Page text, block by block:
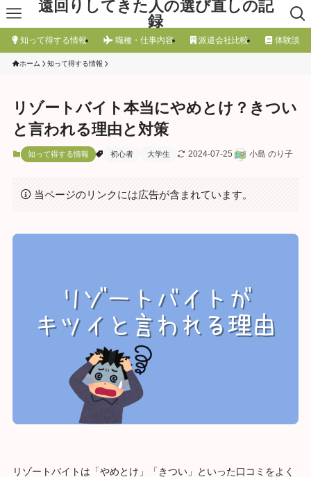
遠回りしてきた人の選び直しの記
録
知って得する情報 職種・仕事内容 派遣会社比較 体験談
ホーム 知って得する情報
リゾートバイト本当にやめとけ？きつい
と言われる理由と対策
知って得する情報 初心者 大学生 2024-07-25 小島 のり子
当ページのリンクには広告が含まれています。
リゾートバイトは「やめとけ」「きつい」といった口コミをよく